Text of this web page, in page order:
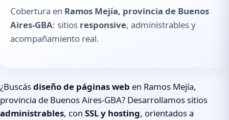
Cobertura en Ramos Mejía, provincia de Buenos
Aires-GBA: sitios responsive, administrables y
acompañamiento real.
¿Buscásdiseño de páginas web en Ramos Mejía,
provincia de Buenos Aires-GBA? Desarrollamos sitios
administrables, con SSL y hosting, orientados a